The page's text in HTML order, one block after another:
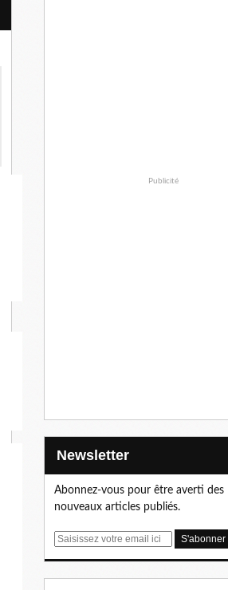
Publicité
Newsletter
Abonnez-vous pour être averti des
nouveaux articles publiés.
E